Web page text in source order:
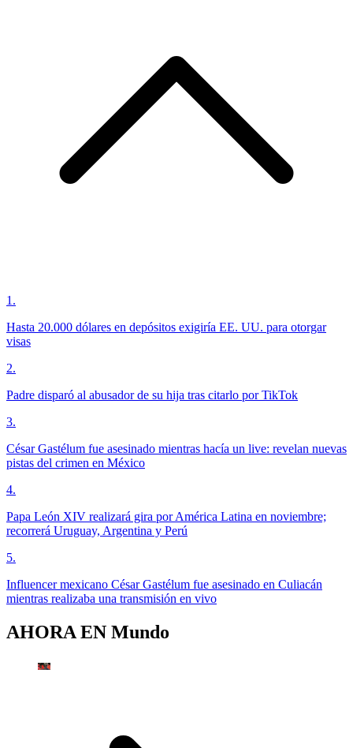
1 .
Hasta 20.000 dólares en depósitos exigiría EE. UU. para otorgar
visas
2.
Padre disparó al abusador de su hija tras citarlo por TikTok
3.
César Gastélum fue asesinado mientras hacía un live: revelan nuevas
pistas del crimen en México
4.
Papa León XIV realizará gira por América Latina en noviembre;
recorrerá Uruguay, Argentina y Perú
5.
Influencer mexicano César Gastélum fue asesinado en Culiacán
mientras realizaba una transmisión en vivo
AHORA EN Mundo